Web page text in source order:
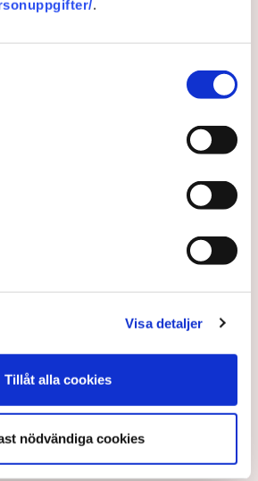
.
Visa detaljer
Tillåt alla cookies
nödvändiga cookies
att upprätthålla allmän ordning och
intrång, förklarar Anna-Lena Mann,
i region Väst.
kritiken om brist
aktivistaktionerna vid
”Det har gjorts
avlägsnanden och
Anna-Lena Mann,
i region Väst, till TN.
i Tranemo kommun har sedan 28
Återställ Våtmarker